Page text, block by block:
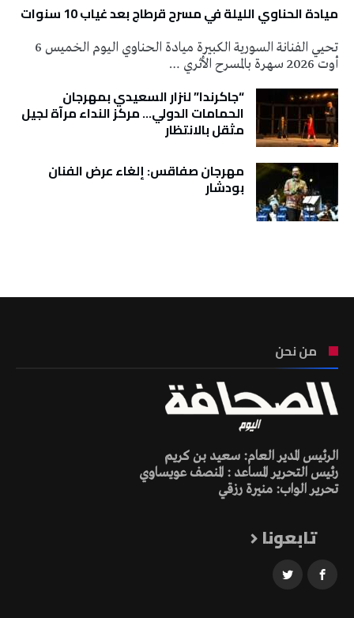
ميادة الحناوي الليلة في مسرح قرطاج بعد غياب 10 سنوات
تحيي الفنانة السورية الكبيرة ميادة الحناوي اليوم الخميس 6
أوت 2026 سهرة بالمسرح الأثري …
“جاكرندا” لنزار السعيدي بمهرجان
الحمامات الدولي… مركز النداء مرآة لجيل
مثقل بالانتظار
مهرجان صفاقس: إلغاء عرض الفنان
بودشار
من نحن
الرئيس المدير العام: سعيد بن كريم
رئيس التحرير المساعد : المنصف عويساوي
تحرير الواب: منيرة رزقي
تابعونا